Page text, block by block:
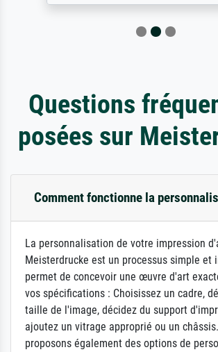
Questions
posées sur
Comment fonctionne la
La personnalisation de votre impression
Meisterdrucke est un processus simple et
permet de concevoir une œuvre d'art
vos spécifications : Choisissez un cadre,
taille de l'image, décidez du support
ajoutez un vitrage approprié ou un
proposons également des options de